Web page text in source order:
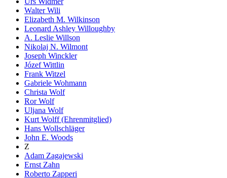
Walter Wili
Elizabeth M. Wilkinson
Leonard Ashley Willoughby
A. Leslie Willson
Nikolaj N. Wilmont
Joseph Winckler
Józef Wittlin
Frank Witzel
Gabriele Wohmann
Christa Wolf
Ror Wolf
Uljana Wolf
Kurt Wolff (Ehrenmitglied)
Hans Wollschläger
John E. Woods
Z
Adam Zagajewski
Ernst Zahn
Roberto Zapperi